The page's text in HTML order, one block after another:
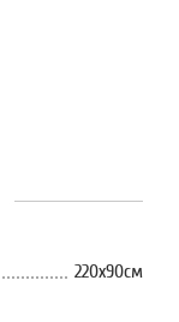
220х90см